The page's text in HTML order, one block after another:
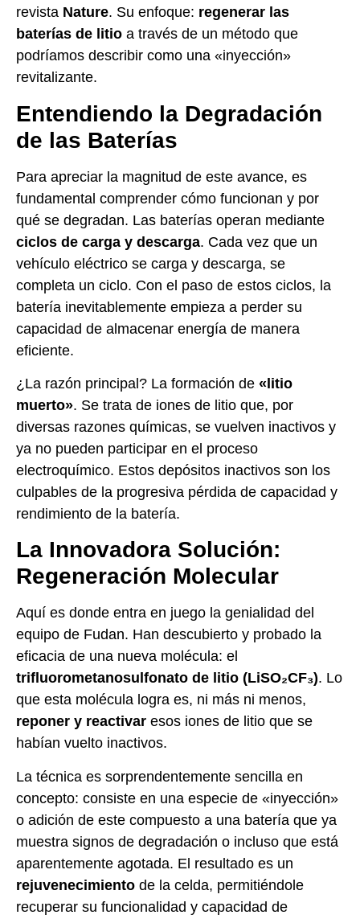
revista Nature. Su enfoque: regenerar las
baterías de litio a través de un método que
podríamos describir como una «inyección»
revitalizante.
Entendiendo la Degradación
de las Baterías
Para apreciar la magnitud de este avance, es
fundamental comprender cómo funcionan y por
qué se degradan. Las baterías operan mediante
ciclos de carga y descarga. Cada vez que un
vehículo eléctrico se carga y descarga, se
completa un ciclo. Con el paso de estos ciclos, la
batería inevitablemente empieza a perder su
capacidad de almacenar energía de manera
eficiente.
¿La razón principal? La formación de «litio
muerto». Se trata de iones de litio que, por
diversas razones químicas, se vuelven inactivos y
ya no pueden participar en el proceso
electroquímico. Estos depósitos inactivos son los
culpables de la progresiva pérdida de capacidad y
rendimiento de la batería.
La Innovadora Solución:
Regeneración Molecular
Aquí es donde entra en juego la genialidad del
equipo de Fudan. Han descubierto y probado la
eficacia de una nueva molécula: el
trifluorometanosulfonato de litio (LiSO₂CF₃). Lo
que esta molécula logra es, ni más ni menos,
reponer y reactivar esos iones de litio que se
habían vuelto inactivos.
La técnica es sorprendentemente sencilla en
concepto: consiste en una especie de «inyección»
o adición de este compuesto a una batería que ya
muestra signos de degradación o incluso que está
aparentemente agotada. El resultado es un
rejuvenecimiento de la celda, permitiéndole
recuperar su funcionalidad y capacidad de